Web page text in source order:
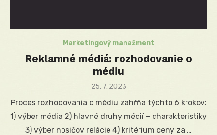
Marketingový manažment
Reklamné médiá: rozhodovanie o
médiu
Posted
25. 7. 2023
Proces rozhodovania o médiu zahŕňa týchto 6 krokov:
1) výber média 2) hlavné druhy médií – charakteristiky
3) výber nosičov relácie 4) kritérium ceny za …